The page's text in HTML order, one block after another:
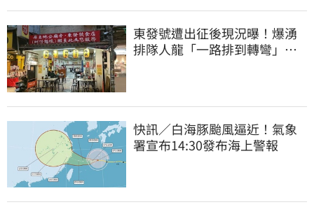
東發號遭出征後現況曝！爆湧
排隊人龍「一路排到轉彎」
快訊／白海豚颱風逼近！氣象
署宣布14:30發布海上警報